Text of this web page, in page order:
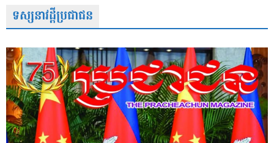
ទស្សនាវដ្តីប្រជាជន